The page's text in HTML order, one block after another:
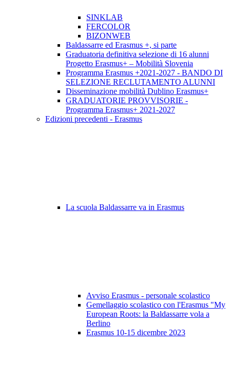
SINKLAB
FERCOLOR
BIZONWEB
Baldassarre ed Erasmus +, si parte
Graduatoria definitiva selezione di 16 alunni
Progetto Erasmus+ – Mobilità Slovenia
Programma Erasmus +2021-2027 - BANDO DI
SELEZIONE RECLUTAMENTO ALUNNI
Disseminazione mobilità Dublino Erasmus+
GRADUATORIE PROVVISORIE -
Programma Erasmus+ 2021-2027
Edizioni precedenti - Erasmus
La scuola Baldassarre va in Erasmus
Avviso Erasmus - personale scolastico
Gemellaggio scolastico con l'Erasmus "My
European Roots: la Baldassarre vola a
Berlino
Erasmus 10-15 dicembre 2023